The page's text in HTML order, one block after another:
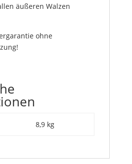
äußeren Walzen
ohne
8,9 kg